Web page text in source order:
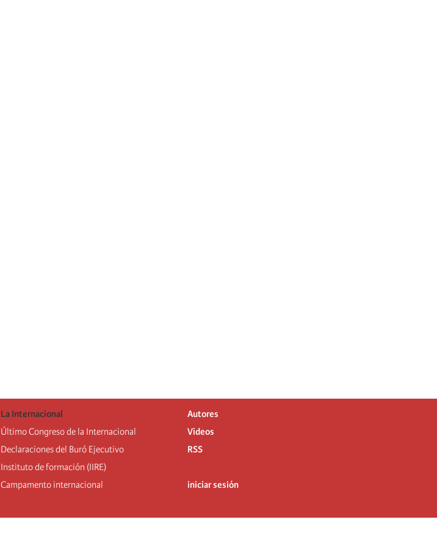
La Internacional
Último Congreso de la Internacional
Declaraciones del Buró Ejecutivo
Instituto de formación (IIRE)
Campamento internacional
Autores
Videos
RSS
iniciar sesión